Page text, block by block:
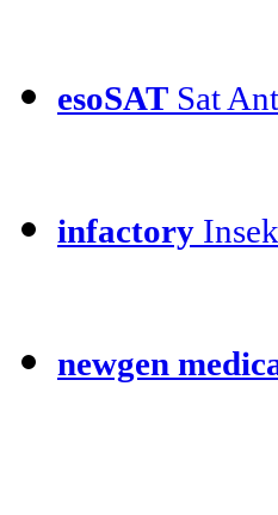
esoSAT Sat
infactory
newgen